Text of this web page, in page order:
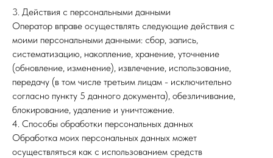
3. Действия с персональными данными
Оператор вправе осуществлять следующие действия с
моими персональными данными: сбор, запись,
систематизацию, накопление, хранение, уточнение
(обновление, изменение), извлечение, использование,
передачу (в том числе третьим лицам - исключительно
согласно пункту 5 данного документа), обезличивание,
блокирование, удаление и уничтожение.
4. Способы обработки персональных данных
Обработка моих персональных данных может
осуществляться как с использованием средств